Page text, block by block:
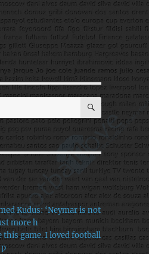
ARA
Kudus: ‘Neymar is not
more h
this game. I loved football